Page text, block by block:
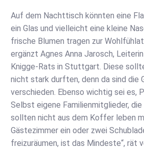
Auf dem Nachttisch könnten eine
ein Glas und vielleicht eine kleine
frische Blumen tragen zur
ergänzt Agnes Anna Jarosch,
Knigge-Rats in Stuttgart. Diese
nicht stark durften, denn da sind die
verschieden. Ebenso wichtig sei es,
Selbst eigene Familienmitglieder, die
sollten nicht aus dem Koffer leben
Gästezimmer ein oder zwei
freizuräumen, ist das Mindeste“, rät